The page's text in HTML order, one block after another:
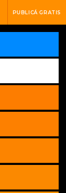
PUBLICÁ GRATIS